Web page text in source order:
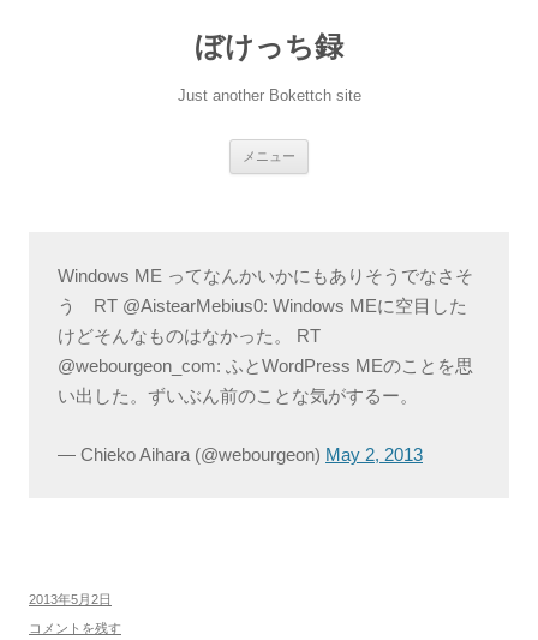
ぼけっち録
Just another Bokettch site
メニュー
キ
ッ
プ
Windows ME ってなんかいかにもありそうでなさそ
う RT @AistearMebius0: Windows MEに空目した
けどそんなものはなかった。 RT
@webourgeon_com: ふとWordPress MEのことを思
い出した。ずいぶん前のことな気がするー。
— Chieko Aihara (@webourgeon) May 2, 2013
2013年5月2日
コメントを残す